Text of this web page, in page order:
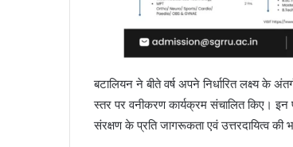
बटालियन ने बीते वर्ष अपने निर्धारित लक्ष्य के
स्तर पर वनीकरण कार्यक्रम संचालित किए।
संरक्षण के प्रति जागरूकता एवं उत्तरदायित्व की